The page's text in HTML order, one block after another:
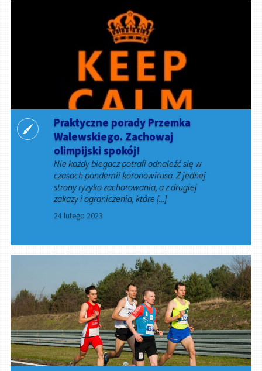
Praktyczne porady Przemka
Walewskiego. Zachowaj
olimpijski spokój!
Nie każdy biegacz potrafi odnaleźć się w
czasach pandemii koronowirusa. Z jednej
strony ryzyko zachorowania, a z drugiej
zakazy i ograniczenia, które [...]
24 lutego 2023